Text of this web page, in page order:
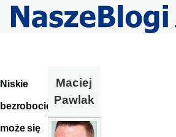
Przejdź do treści
Niskie
bezrobocie
może się
Maciej
Pawlak